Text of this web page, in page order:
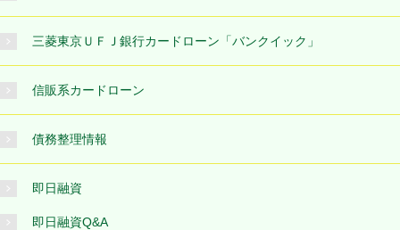
三菱東京ＵＦＪ銀行カードローン「バンクイック」
信販系カードローン
債務整理情報
即日融資
即日融資Q&A